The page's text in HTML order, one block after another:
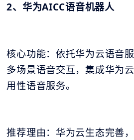
2、华为AICC语音机器人
核心功能：依托华为云语音
多场景语音交互，集成华为
用性语音服务。
推荐理由：华为云生态完善